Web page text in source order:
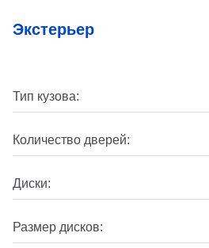
Экстерьер
Тип кузова:
Количество дверей:
Диски:
Размер дисков: